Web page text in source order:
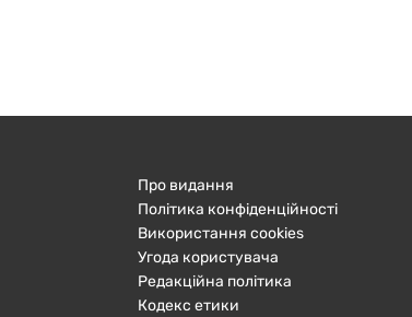
Про видання
Політика конфіденційності
Використання cookies
Угода користувача
Редакційна політика
Кодекс етики